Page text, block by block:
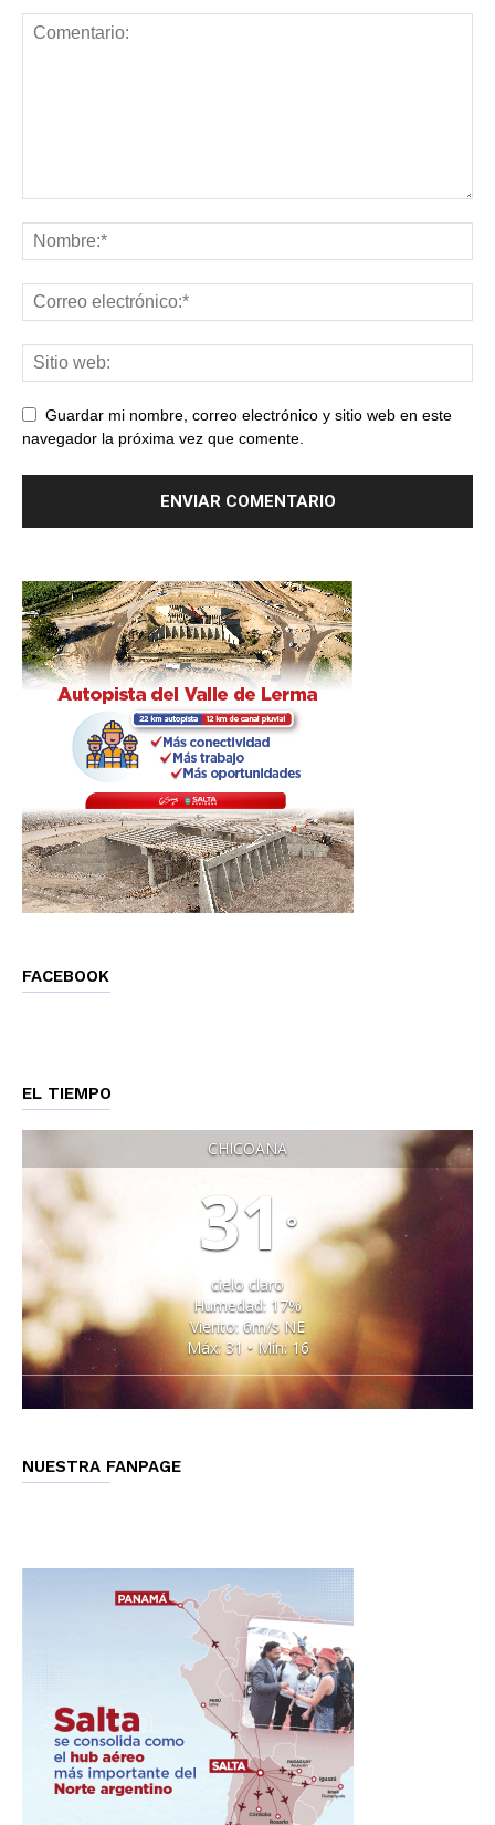
Guardar mi nombre, correo electrónico y sitio web en este
navegador la próxima vez que comente.
FACEBOOK
EL TIEMPO
CHICOANA
31 °
cielo claro
Humedad: 17%
Viento: 6m/s NE
Máx: 31 • Mín: 16
NUESTRA FANPAGE